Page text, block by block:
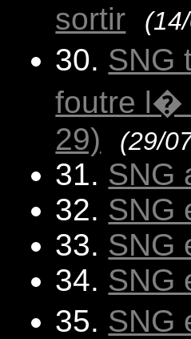
sortir
30. SNG
foutre l�
29)
(29/
31. SNG
32. SNG
33. SNG
34. SNG
35. SNG